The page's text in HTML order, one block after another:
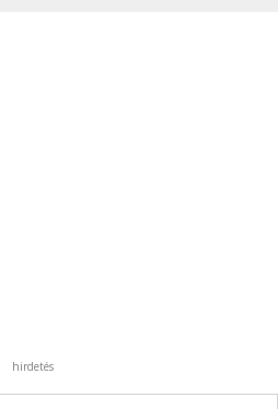
hirdetés